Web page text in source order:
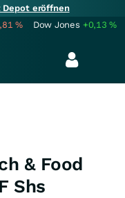
eröffnen
% Dow Jones +0,13%
& Food
Shs